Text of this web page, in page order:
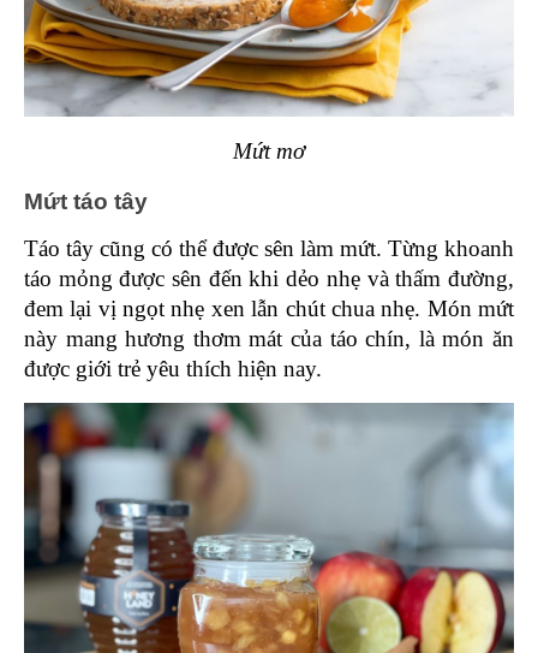
Mứt mơ
Mứt táo tây
Táo tây cũng có thể được sên làm mứt. Từng khoanh
táo mỏng được sên đến khi dẻo nhẹ và thấm đường,
đem lại vị ngọt nhẹ xen lẫn chút chua nhẹ. Món mứt
này mang hương thơm mát của táo chín, là món ăn
được giới trẻ yêu thích hiện nay.